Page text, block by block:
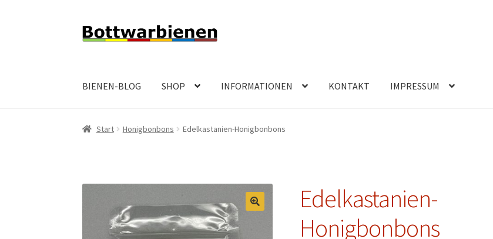
Zur
Navigation
Zum
Inhalt
BIENEN-BLOG SHOP INFORMATIONEN KONTAKT IMPRESSUM
Start Honigbonbons Edelkastanien-Honigbonbons
Edelkastanien-
Honigbonbons